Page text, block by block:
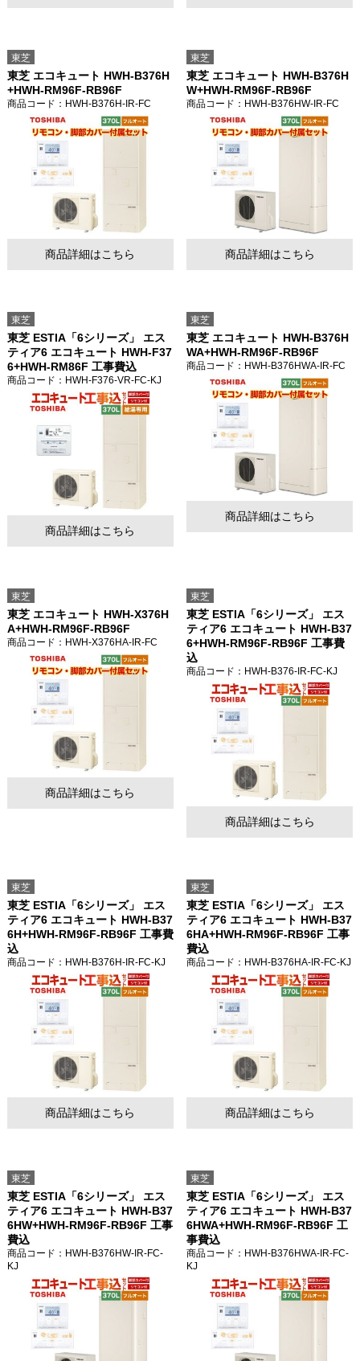
東芝
東芝 エコキュート HWH-B376H
+HWH-RM96F-RB96F
商品コード ：HWH-B376H-IR-FC
商品詳細はこちら
東芝
東芝 エコキュート HWH-B376H
W+HWH-RM96F-RB96F
商品コード ：HWH-B376HW-IR-FC
商品詳細はこちら
東芝
東芝 ESTIA「6シリーズ」 エス
ティア6 エコキュート HWH-F37
6+HWH-RM86F 工事費込
商品コード ：HWH-F376-VR-FC-KJ
商品詳細はこちら
東芝
東芝 エコキュート HWH-B376H
WA+HWH-RM96F-RB96F
商品コード ：HWH-B376HWA-IR-FC
商品詳細はこちら
東芝
東芝 エコキュート HWH-X376H
A+HWH-RM96F-RB96F
商品コード ：HWH-X376HA-IR-FC
商品詳細はこちら
東芝
東芝 ESTIA「6シリーズ」 エス
ティア6 エコキュート HWH-B37
6+HWH-RM96F-RB96F 工事費
込
商品コード ：HWH-B376-IR-FC-KJ
商品詳細はこちら
東芝
東芝 ESTIA「6シリーズ」 エス
ティア6 エコキュート HWH-B37
6H+HWH-RM96F-RB96F 工事費
込
商品コード ：HWH-B376H-IR-FC-KJ
商品詳細はこちら
東芝
東芝 ESTIA「6シリーズ」 エス
ティア6 エコキュート HWH-B37
6HA+HWH-RM96F-RB96F 工事
費込
商品コード ：HWH-B376HA-IR-FC-KJ
商品詳細はこちら
東芝
東芝 ESTIA「6シリーズ」 エス
ティア6 エコキュート HWH-B37
6HW+HWH-RM96F-RB96F 工事
費込
商品コード ：HWH-B376HW-IR-FC-
KJ
東芝
東芝 ESTIA「6シリーズ」 エス
ティア6 エコキュート HWH-B37
6HWA+HWH-RM96F-RB96F 工
事費込
商品コード ：HWH-B376HWA-IR-FC-
KJ